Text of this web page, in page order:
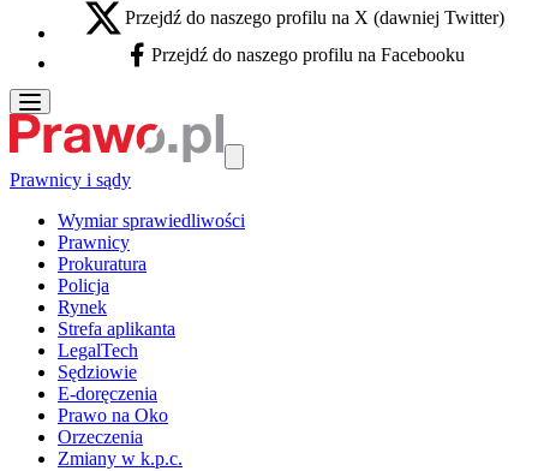
X - otwiera się w nowej karcie
Przejdź do naszego profilu na X (dawniej Twitter)
Facebook - otwiera się w nowej karcie
Przejdź do naszego profilu na Facebooku
Prawnicy i sądy
Wymiar sprawiedliwości
Prawnicy
Prokuratura
Policja
Rynek
Strefa aplikanta
LegalTech
Sędziowie
E-doręczenia
Prawo na Oko
Orzeczenia
Zmiany w k.p.c.